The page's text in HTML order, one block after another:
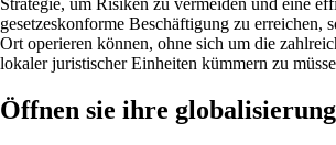
gesetzeskonforme Beschäftigung zu erreichen,
Ort operieren können, ohne sich um die
lokaler juristischer Einheiten kümmern zu
Öffnen sie ihre